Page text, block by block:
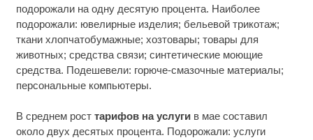
подорожали на одну десятую процента. Наиболее
подорожали: ювелирные изделия; бельевой трикотаж;
ткани хлопчатобумажные; хозтовары; товары для
животных; средства связи; синтетические моющие
средства. Подешевели: горюче-смазочные материалы;
персональные компьютеры.
В среднем рост тарифов на услугив мае составил
около двух десятых процента. Подорожали: услуги